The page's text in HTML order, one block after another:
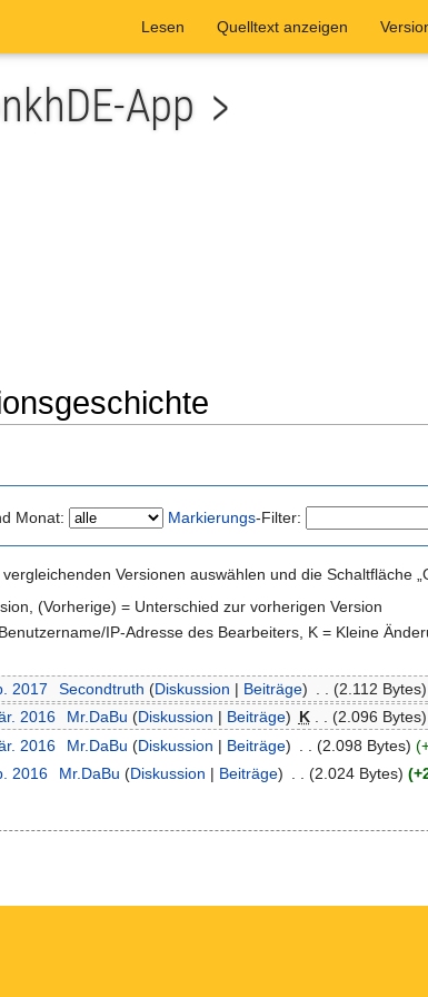
Monat: Markierungs-Filter:
Versionen auswählen und die Schaltfläche
(Vorherige) = Unterschied zur vorherigen Version
IP-Adresse des Bearbeiters, K = Kleine
2017 Secondtruth (Diskussion | Beiträge) (2.112 Bytes)
2016 Mr.DaBu (Diskussion | Beiträge) K . . (2.096 Bytes)
2016 Mr.DaBu (Diskussion | Beiträge) (2.098 Bytes)
2016 Mr.DaBu (Diskussion | Beiträge) (2.024 Bytes)
Lesen Quelltext anzeigen